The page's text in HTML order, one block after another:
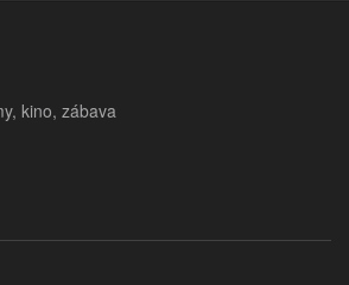
kino, zábava